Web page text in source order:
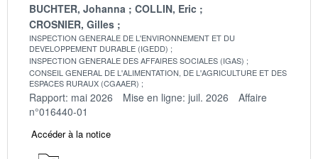
BUCHTER, Johanna
COLLIN, Eric
CROSNIER, Gilles
INSPECTION GENERALE DE L'ENVIRONNEMENT ET DU
DEVELOPPEMENT DURABLE (IGEDD)
INSPECTION GENERALE DES AFFAIRES SOCIALES (IGAS)
CONSEIL GENERAL DE L'ALIMENTATION, DE L'AGRICULTURE ET DES
ESPACES RURAUX (CGAAER)
Rapport: mai 2026 Mise en ligne: juil. 2026
Affaire
n°016440-01
Accéder à la notice